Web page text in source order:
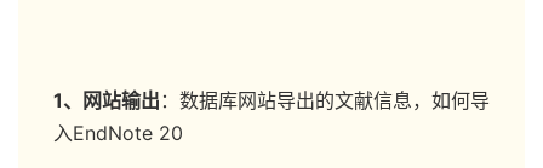
1、网站输出 ：数据库网站导出的文献信息，如何导
入EndNote 20